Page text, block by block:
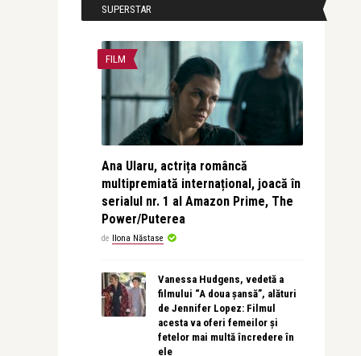
SUPERSTAR
FILM
Ana Ularu, actrița româncă
multipremiată internațional, joacă în
serialul nr. 1 al Amazon Prime, The
Power/Puterea
de Ilona Năstase
Vanessa Hudgens, vedetă a
filmului “A doua șansă”, alături
de Jennifer Lopez: Filmul
acesta va oferi femeilor și
fetelor mai multă încredere în
ele